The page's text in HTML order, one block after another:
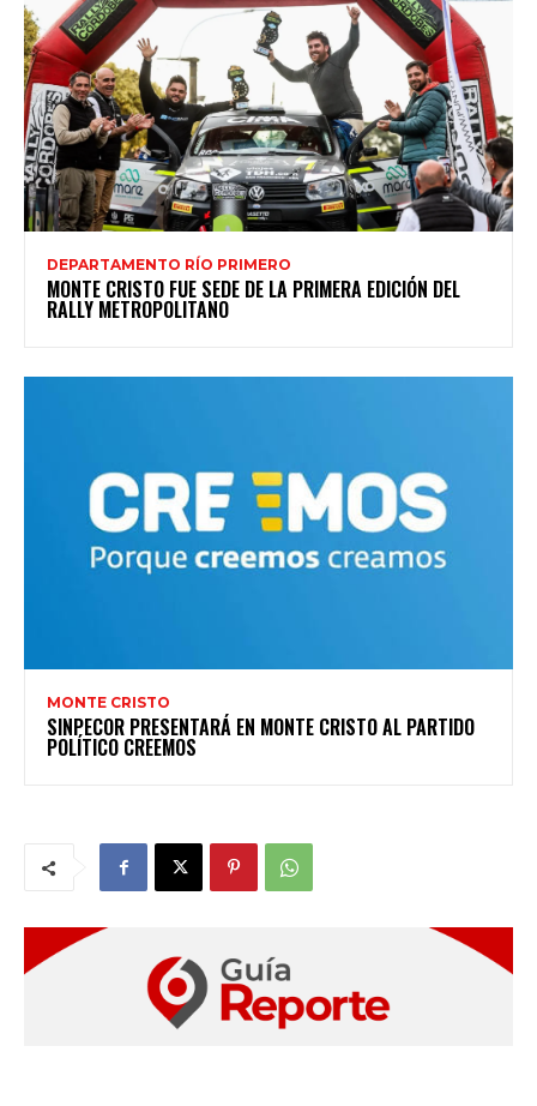
DEPARTAMENTO RÍO PRIMERO
MONTE CRISTO FUE SEDE DE LA PRIMERA EDICIÓN DEL
RALLY METROPOLITANO
MONTE CRISTO
SINPECOR PRESENTARÁ EN MONTE CRISTO AL PARTIDO
POLÍTICO CREEMOS